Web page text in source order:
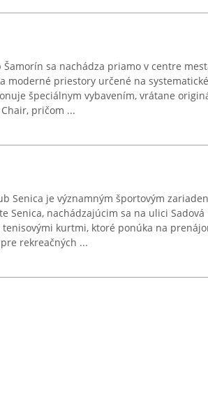
Šamorín sa nachádza priamo v centre
moderné priestory určené na
špeciálnym vybavením, vrátane
pričom ...
Senica je významným športovým
Senica, nachádzajúcim sa na ulici
kurtmi, ktoré ponúka na
rekreačných ...